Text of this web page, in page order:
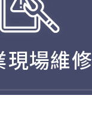
現場維修